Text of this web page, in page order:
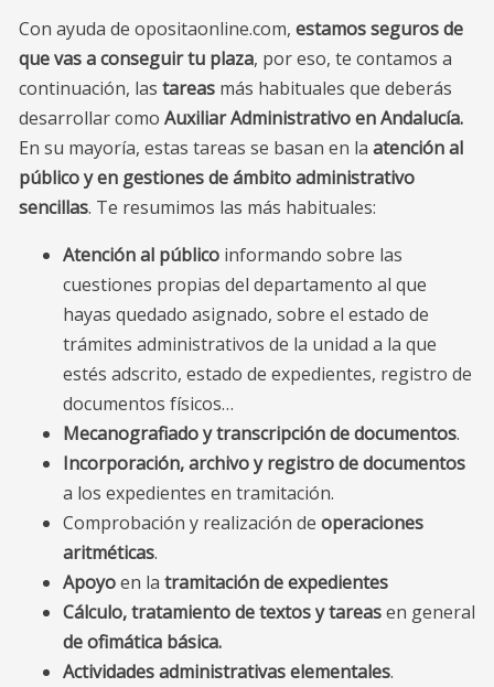
Con ayuda de opositaonline.com, estamos seguros de
que vas a conseguir tu plaza, por eso, te contamos a
continuación, las tareasmás habituales que deberás
desarrollar como Auxiliar Administrativo en Andalucía.
En su mayoría, estas tareas se basan en la atención al
público y en gestiones de ámbito administrativo
sencillas. Te resumimos las más habituales:
Atención al públicoinformando sobre las
cuestiones propias del departamento al que
hayas quedado asignado, sobre el estado de
trámites administrativos de la unidad a la que
estés adscrito, estado de expedientes, registro de
documentos físicos…
Mecanografiado y transcripción de documentos.
Incorporación, archivo y registro de documentos
a los expedientes en tramitación.
Comprobación y realización de operaciones
aritméticas.
Apoyoen la tramitación de expedientes
Cálculo, tratamiento de textos y tareasen general
de ofimática básica.
Actividades administrativas elementales.